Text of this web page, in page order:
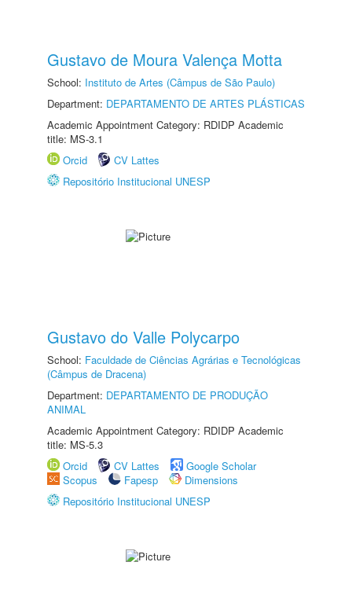
Gustavo de Moura Valença Motta
School: Instituto de Artes (Câmpus de São Paulo)
Department: DEPARTAMENTO DE ARTES PLÁSTICAS
Academic Appointment Category: RDIDP Academic
title: MS-3.1
Orcid
CV Lattes
Repositório Institucional UNESP
Gustavo do Valle Polycarpo
School: Faculdade de Ciências Agrárias e Tecnológicas
(Câmpus de Dracena)
Department: DEPARTAMENTO DE PRODUÇÃO
ANIMAL
Academic Appointment Category: RDIDP Academic
title: MS-5.3
Orcid
CV Lattes
Google Scholar
Scopus
Fapesp
Dimensions
Repositório Institucional UNESP